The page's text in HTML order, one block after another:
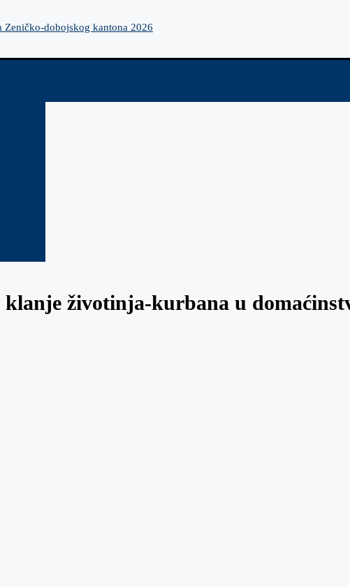
dobojskog kantona 2026
životinja-kurbana u